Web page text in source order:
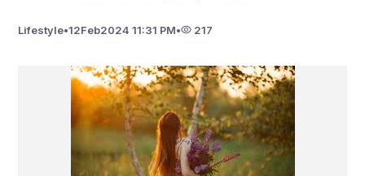
Lifestyle•12Feb2024 11:31 PM• 217